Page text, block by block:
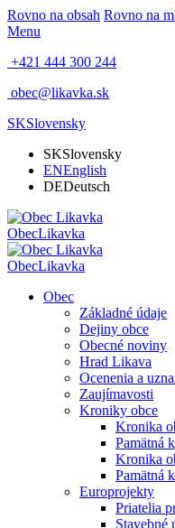
Rovno na obsah Rovno na
Menu
+421 444 300 244
obec@likavka.sk
SKSlovensky
SKSlovensky
ENEnglish
DEDeutsch
ObecLikavka
ObecLikavka
Obec
Základné údaje
Dejiny obce
Obecné noviny
Hrad Likava
Ocenenia a
Zaujímavosti
Kroniky obce
Kronika
Pamätná
Kronika
Pamätná
Europrojekty
Priatelia
Stavebné